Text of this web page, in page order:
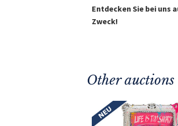
Entdecken Sie bei uns
Zweck!
Other